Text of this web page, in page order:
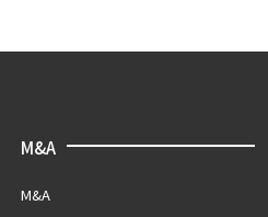
M&A
M&A